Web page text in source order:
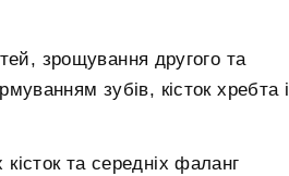
зрощування другого та
зубів, кісток хребта і
та середніх фаланг